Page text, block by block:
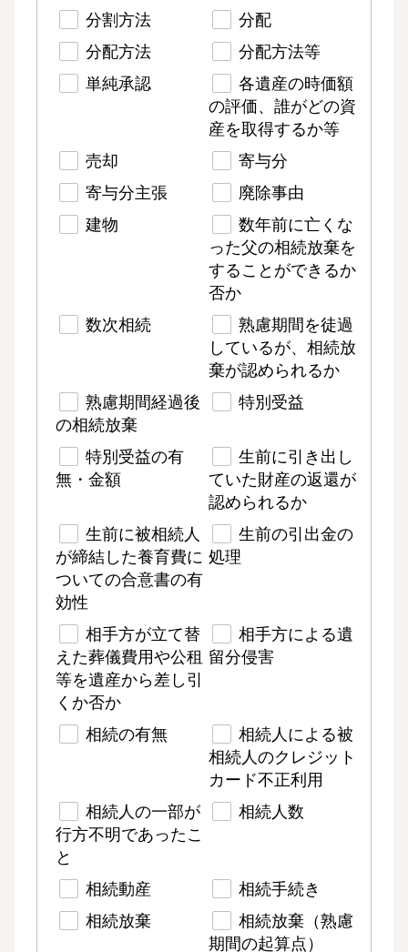
分割方法
分配
分配方法
分配方法等
単純承認
各遺産の時価額
の評価、誰がどの資
産を取得するか等
売却
寄与分
寄与分主張
廃除事由
建物
数年前に亡くな
った父の相続放棄を
することができるか
否か
数次相続
熟慮期間を徒過
しているが、相続放
棄が認められるか
熟慮期間経過後
の相続放棄
特別受益
特別受益の有
無・金額
生前に引き出し
ていた財産の返還が
認められるか
生前に被相続人
が締結した養育費に
ついての合意書の有
効性
生前の引出金の
処理
相手方が立て替
えた葬儀費用や公租
等を遺産から差し引
くか否か
相手方による遺
留分侵害
相続の有無
相続人による被
相続人のクレジット
カード不正利用
相続人の一部が
行方不明であったこ
と
相続人数
相続動産
相続手続き
相続放棄
相続放棄（熟慮
期間の起算点）